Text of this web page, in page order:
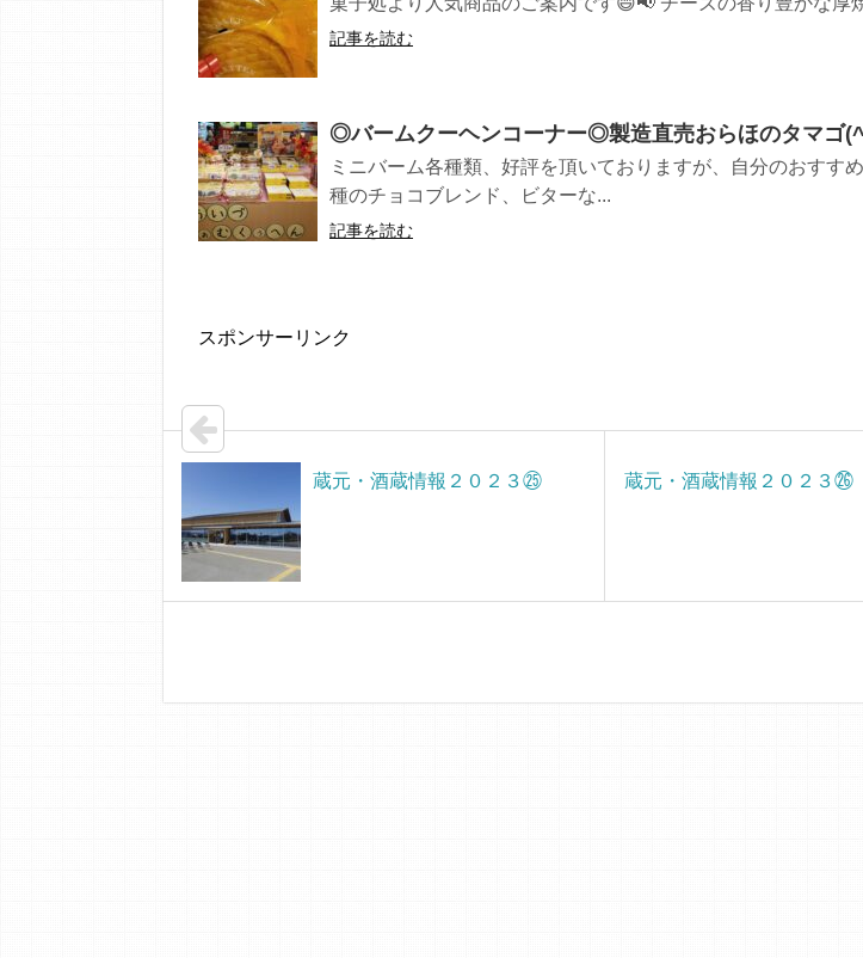
記事を読む
◎バームクーヘンコーナー◎製造直売おらほのタマゴ
ミニバーム各種類、好評を頂いておりますが、自分のおすす
種のチョコブレンド、ビターな...
記事を読む
スポンサーリンク
蔵元・酒蔵情報２０２３㉕ 蔵元・酒蔵情報２０２３㉖